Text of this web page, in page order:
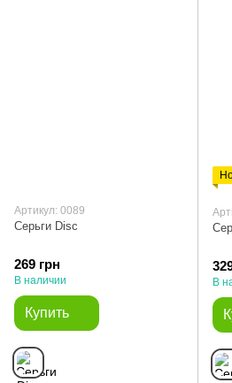
Артикул: 0089
Серьги Disc
269 грн
В наличии
Купить
В